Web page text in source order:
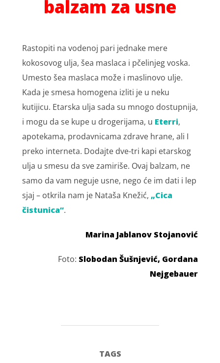
balzam za usne
Rastopiti na vodenoj pari jednake mere
kokosovog ulja, šea maslaca i pčelinjeg voska.
Umesto šea maslaca može i maslinovo ulje.
Kada je smesa homogena izliti je u neku
kutijicu. Etarska ulja sada su mnogo dostupnija,
i mogu da se kupe u drogerijama, u Eterri,
apotekama, prodavnicama zdrave hrane, ali I
preko interneta. Dodajte dve-tri kapi etarskog
ulja u smesu da sve zamiriše. Ovaj balzam, ne
samo da vam neguje usne, nego će im dati i lep
sjaj – otkrila nam je Nataša Knežić, „Cica
čistunica”.
Marina Jablanov Stojanović
Foto: Slobodan Šušnjević, Gordana
Nejgebauer
TAGS